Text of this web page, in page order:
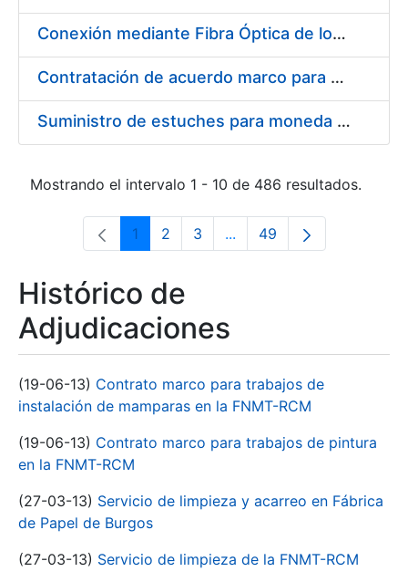
Conexión mediante Fibra Óptica de los Centros de Proceso de Datos (CPDs) de las sedes de la FNMT-RCM de Burgos y Madrid
Contratación de acuerdo marco para el Suministro de Material de Electricidad para la Fábrica Nacional de Moneda y Timbre-Real Casa de la Moneda en su centro de trabajo de Burgos
Suministro de estuches para moneda de 30 €
Mostrando el intervalo 1 - 10 de 486 resultados.
Página
1 Página
2 Página
3 ...Páginas intermedias Use
Página
49
Histórico de
Adjudicaciones
(19-06-13) Contrato marco para trabajos de
instalación de mamparas en la FNMT-RCM
(19-06-13) Contrato marco para trabajos de pintura
en la FNMT-RCM
(27-03-13) Servicio de limpieza y acarreo en Fábrica
de Papel de Burgos
(27-03-13) Servicio de limpieza de la FNMT-RCM